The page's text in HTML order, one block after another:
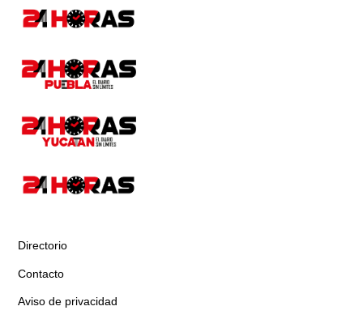
Directorio
Contacto
Aviso de privacidad